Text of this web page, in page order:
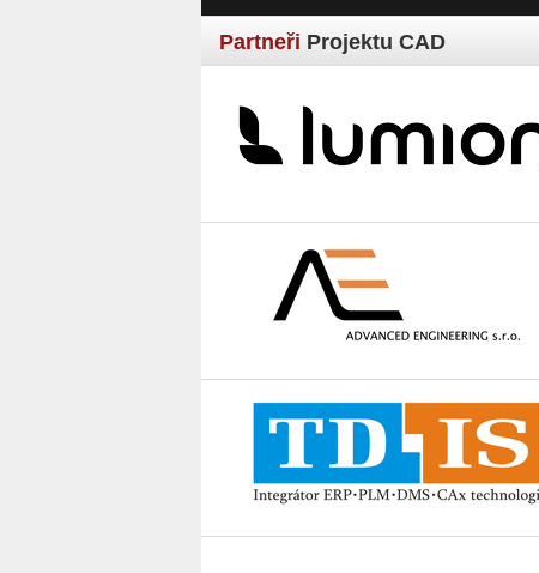
Partneři Projektu CAD